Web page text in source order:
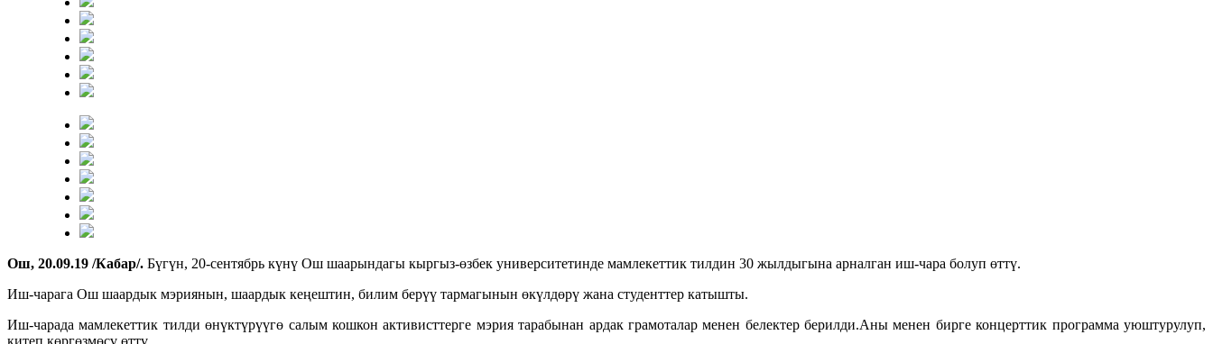
Ош, 20.09.19 /Кабар/. Бүгүн, 20-сентябрь күнү Ош шаарындагы кыргыз-өзбек университетинде мамлекеттик тилдин 30 жылдыгына арналган иш-чара болуп өттү.
Иш-чарага Ош шаардык мэриянын, шаардык кеңештин, билим берүү тармагынын өкүлдөрү жана студенттер катышты.
Иш-чарада мамлекеттик тилди өнүктүрүүгө салым кошкон активисттерге мэрия тарабынан ардак грамоталар менен белектер берилди.Аны менен бирге концерттик программа уюштурулуп,
китеп көргөзмөсү өттү.